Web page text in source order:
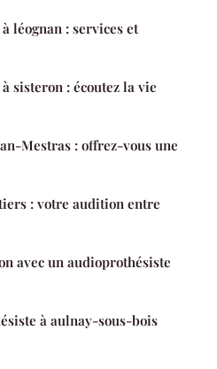
léognan : services et
sisteron : écoutez la vie
Mestras : offrez-vous une
: votre audition entre
avec un audioprothésiste
à aulnay-sous-bois